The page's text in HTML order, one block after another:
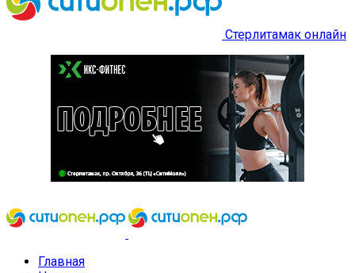
Стерлитамак онлайн
Главная